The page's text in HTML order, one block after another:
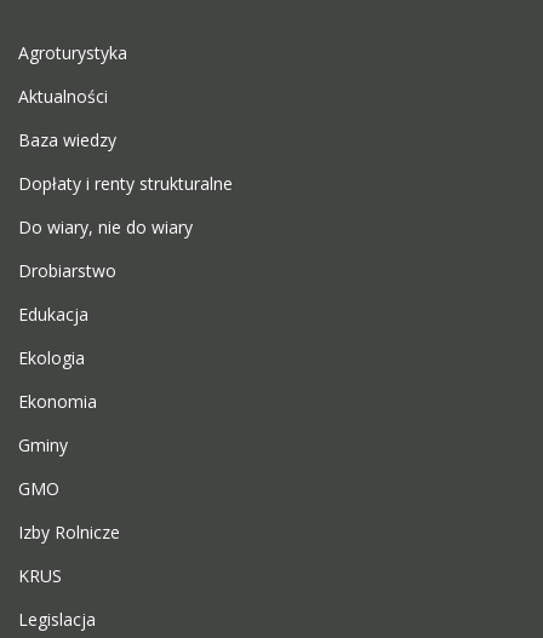
Agroturystyka
Aktualności
Baza wiedzy
Dopłaty i renty strukturalne
Do wiary, nie do wiary
Drobiarstwo
Edukacja
Ekologia
Ekonomia
Gminy
GMO
Izby Rolnicze
KRUS
Legislacja